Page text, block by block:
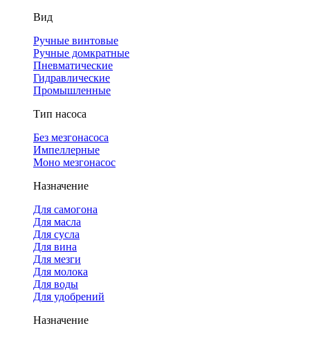
Вид
Ручные винтовые
Ручные домкратные
Пневматические
Гидравлические
Промышленные
Тип насоса
Без мезгонасоса
Импеллерные
Моно мезгонасос
Назначение
Для самогона
Для масла
Для сусла
Для вина
Для мезги
Для молока
Для воды
Для удобрений
Назначение